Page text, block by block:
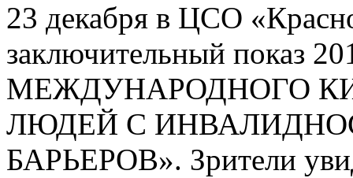
23 декабря в ЦСО
заключительный показ
МЕЖДУНАРОДНОГО
ЛЮДЕЙ С
БАРЬЕРОВ». Зрители